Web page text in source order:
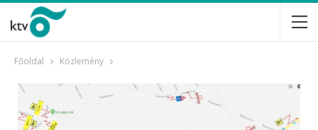
Főoldal Közlemény